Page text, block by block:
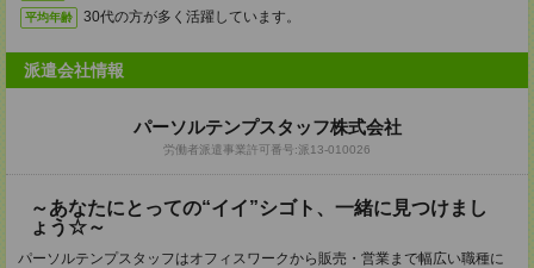
平均年齢 30代の方が多く活躍しています。
派遣会社情報
パーソルテンプスタッフ株式会社
労働者派遣事業許可番号:派13-010026
～あなたにとっての“イイ”シゴト、一緒に見つけまし
ょう☆～
パーソルテンプスタッフはオフィスワークから販売・営業まで幅広い職種に